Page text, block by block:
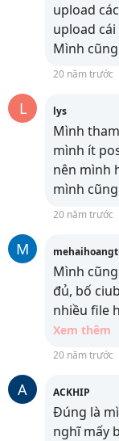
upload
upload cái
Mình
20 năm trước
L lys
Mình
mình ít
nên mình
mình cũng
20 năm trước
M
Mình
đủ, bố
nhiều file
Xem thêm
20 năm trước
A ACKHIP
Đúng là
nghĩ mấy